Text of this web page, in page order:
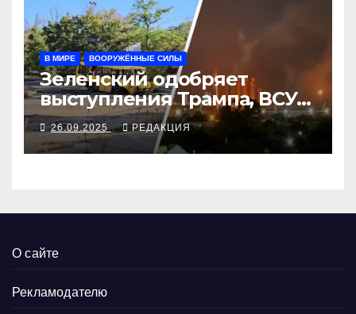
В МИРЕ ВООРУЖЁННЫЕ СИЛЫ
Зеленский одобряет
выступления Трампа, ВСУ
закрыли Добропольский
рубеж
26.09.2025 РЕДАКЦИЯ
О сайте
Рекламодателю